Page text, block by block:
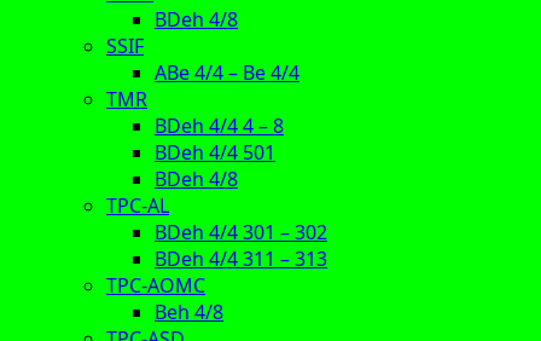
BDeh 4/8
SSIF
ABe 4/4 – Be 4/4
TMR
BDeh 4/4 4 – 8
BDeh 4/4 501
BDeh 4/8
TPC-AL
BDeh 4/4 301 – 302
BDeh 4/4 311 – 313
TPC-AOMC
Beh 4/8